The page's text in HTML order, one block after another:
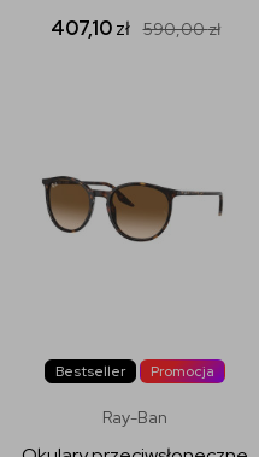
407,10zł 590,00zł
Bestseller Promocja
Ray-Ban